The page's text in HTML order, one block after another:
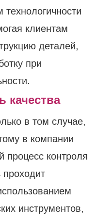
технологичности
клиентам
деталей,
при
качества
в том случае,
в компании
процесс контроля
проходит
инструментов,